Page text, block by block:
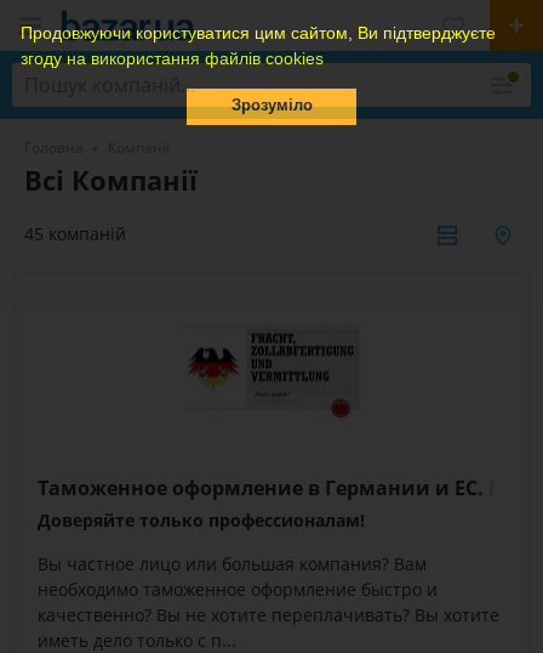
Продовжуючи користуватися цим сайтом, Ви підтверджуєте
згоду на використання файлів cookies
Зрозуміло
Всі Компанії
45 компаній
Таможенное оформление в Германии и ЕС.
Доверяйте только профессионалам!
Вы частное лицо или большая компания? Вам
необходимо таможенное оформление быстро и
качественно? Вы не хотите переплачивать? Вы хотите
иметь дело только с п...